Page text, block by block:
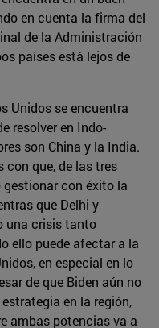
en cuenta la firma del
de la Administración
países está lejos de
Unidos se encuentra
resolver en Indo-
son China y la India.
con que, de las tres
con éxito la
que Delhi y
una crisis tanto
ello puede afectar a la
en especial en lo
de que Biden aún no
en la región,
ambas potencias va a